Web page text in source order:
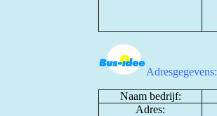
Adresgegevens:
Naam bedrijf:
Adres: